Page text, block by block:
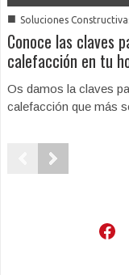
■ Soluciones
Conoce las claves
calefacción en tu
Os damos la claves
calefacción que más